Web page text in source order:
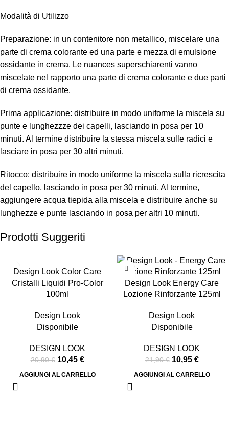
Modalità di Utilizzo
Preparazione: in un contenitore non metallico, miscelare una
parte di crema colorante ed una parte e mezza di emulsione
ossidante in crema. Le nuances superschiarenti vanno
miscelate nel rapporto una parte di crema colorante e due parti
di crema ossidante.
Prima applicazione: distribuire in modo uniforme la miscela su
punte e lunghezzze dei capelli, lasciando in posa per 10
minuti. Al termine distribuire la stessa miscela sulle radici e
lasciare in posa per 30 altri minuti.
Ritocco: distribuire in modo uniforme la miscela sulla ricrescita
del capello, lasciando in posa per 30 minuti. Al termine,
aggiungere acqua tiepida alla miscela e distribuire anche su
lunghezze e punte lasciando in posa per altri 10 minuti.
Prodotti Suggeriti
Design Look Color Care
Cristalli Liquidi Pro-Color
100ml
Design Look
Disponibile
DESIGN LOOK
20,90€ 10,45 €
AGGIUNGI AL CARRELLO
-50%
Design Look Energy Care
Lozione Rinforzante 125ml
Design Look
Disponibile
DESIGN LOOK
21,90€ 10,95 €
AGGIUNGI AL CARRELLO